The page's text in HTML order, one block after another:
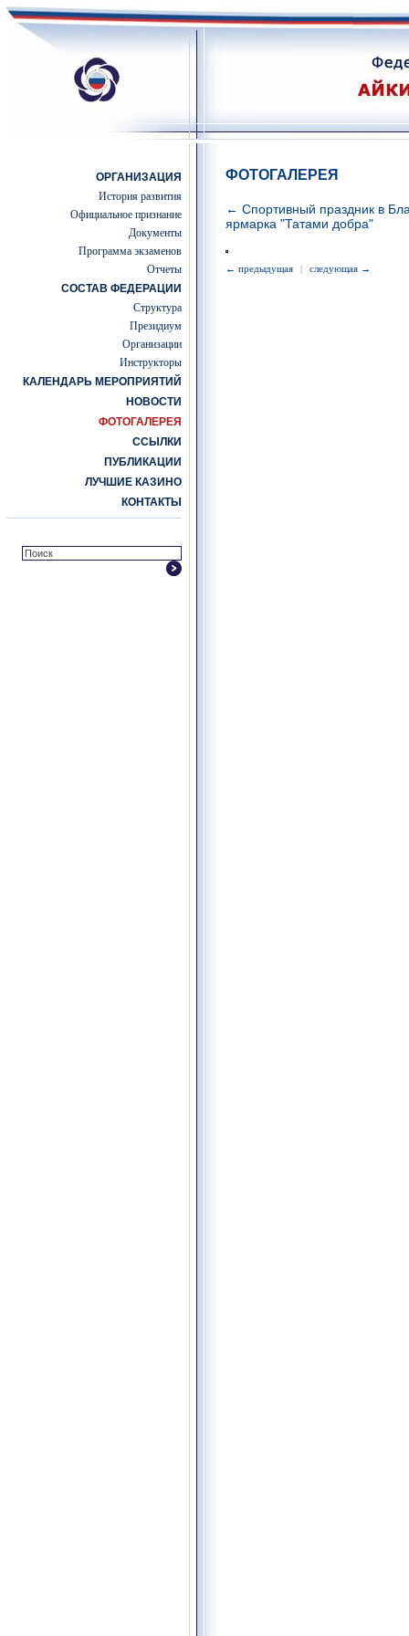
ОРГАНИЗАЦИЯ
История развития
Официальное признание
Документы
Программа экзаменов
Отчеты
СОСТАВ ФЕДЕРАЦИИ
Структура
Президиум
Организации
Инструкторы
КАЛЕНДАРЬ МЕРОПРИЯТИЙ
НОВОСТИ
ФОТОГАЛЕРЕЯ
ССЫЛКИ
ПУБЛИКАЦИИ
ЛУЧШИЕ КАЗИНО
КОНТАКТЫ
ФОТОГАЛЕРЕЯ
← Спортивный праздник в
ярмарка "Татами добра"
← предыдущая | следующая →